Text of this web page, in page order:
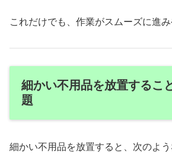
これだけでも、作業がスムーズに進み
細かい不用品を放置するこ
題
細かい不用品を放置すると、次のよ